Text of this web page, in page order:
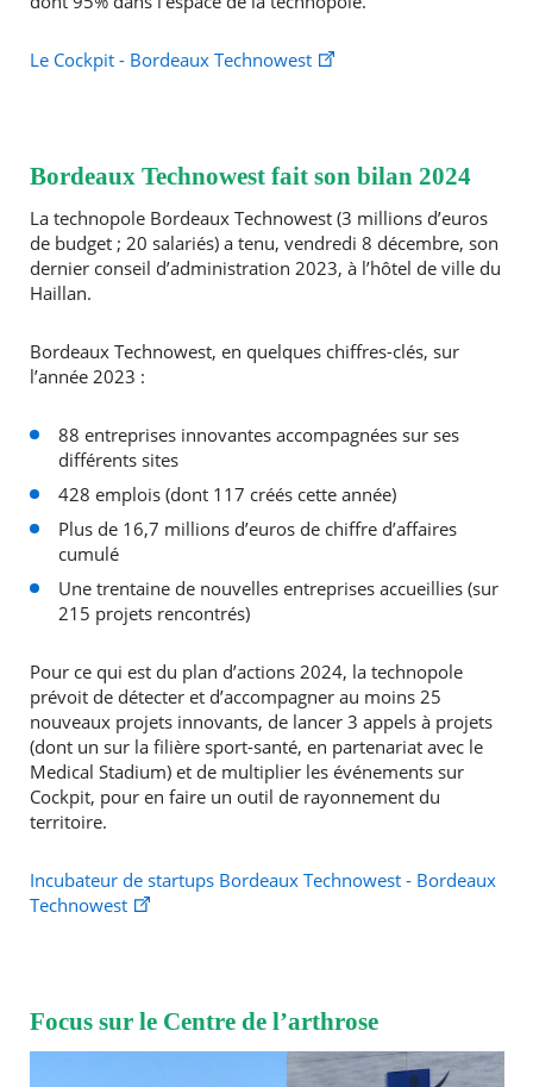
Le Cockpit - Bordeaux Technowest
Bordeaux Technowest fait son bilan 2024
La technopole Bordeaux Technowest (3 millions d’euros
de budget ; 20 salariés) a tenu, vendredi 8 décembre, son
dernier conseil d’administration 2023, à l’hôtel de ville du
Haillan.
Bordeaux Technowest, en quelques chiffres-clés, sur
l’année 2023 :
88 entreprises innovantes accompagnées sur ses
différents sites
428 emplois (dont 117 créés cette année)
Plus de 16,7 millions d’euros de chiffre d’affaires
cumulé
Une trentaine de nouvelles entreprises accueillies (sur
215 projets rencontrés)
Pour ce qui est du plan d’actions 2024, la technopole
prévoit de détecter et d’accompagner au moins 25
nouveaux projets innovants, de lancer 3 appels à projets
(dont un sur la filière sport-santé, en partenariat avec le
Medical Stadium) et de multiplier les événements sur
Cockpit, pour en faire un outil de rayonnement du
territoire.
Incubateur de startups Bordeaux Technowest - Bordeaux
Technowest
Focus sur le Centre de l’arthrose